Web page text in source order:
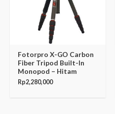
Fotorpro X-GO Carbon
Fiber Tripod Built-In
Monopod – Hitam
Rp2,280,000